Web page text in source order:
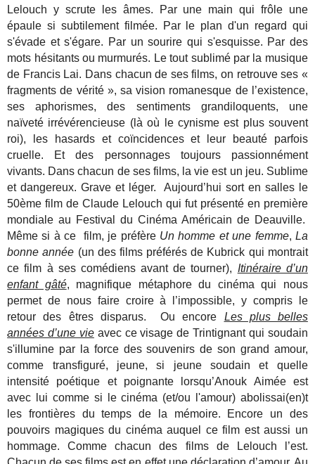
Lelouch y scrute les âmes. Par une main qui frôle une
épaule si subtilement filmée. Par le plan d'un regard qui
s'évade et s'égare. Par un sourire qui s'esquisse. Par des
mots hésitants ou murmurés. Le tout sublimé par la musique
de Francis Lai. Dans chacun de ses films, on retrouve ses «
fragments de vérité », sa vision romanesque de l’existence,
ses aphorismes, des sentiments grandiloquents, une
naïveté irrévérencieuse (là où le cynisme est plus souvent
roi), les hasards et coïncidences et leur beauté parfois
cruelle. Et des personnages toujours passionnément
vivants. Dans chacun de ses films, la vie est un jeu. Sublime
et dangereux. Grave et léger. Aujourd’hui sort en salles le
50ème film de Claude Lelouch qui fut présenté en première
mondiale au Festival du Cinéma Américain de Deauville.
Même si à ce film, je préfère Un homme et une femme, La
bonne année (un des films préférés de Kubrick qui montrait
ce film à ses comédiens avant de tourner), Itinéraire d’un
enfant gâté, magnifique métaphore du cinéma qui nous
permet de nous faire croire à l’impossible, y compris le
retour des êtres disparus. Ou encore Les plus belles
années d’une vie avec ce visage de Trintignant qui soudain
s'illumine par la force des souvenirs de son grand amour,
comme transfiguré, jeune, si jeune soudain et quelle
intensité poétique et poignante lorsqu’Anouk Aimée est
avec lui comme si le cinéma (et/ou l'amour) abolissai(en)t
les frontières du temps de la mémoire. Encore un des
pouvoirs magiques du cinéma auquel ce film est aussi un
hommage. Comme chacun des films de Lelouch l’est.